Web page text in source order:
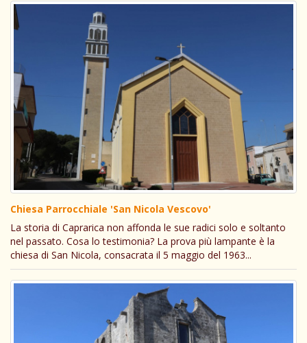
Chiesa Parrocchiale 'San Nicola Vescovo'
La storia di Caprarica non affonda le sue radici solo e soltanto
nel passato. Cosa lo testimonia? La prova più lampante è la
chiesa di San Nicola, consacrata il 5 maggio del 1963...